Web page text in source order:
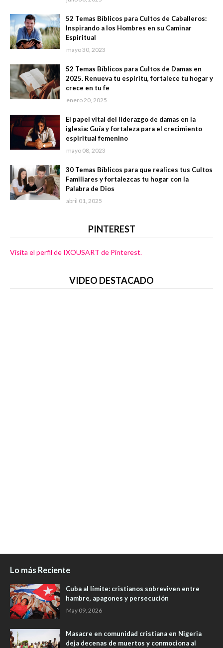
52 Temas Bíblicos para Cultos de Caballeros:
Inspirando a los Hombres en su Caminar
Espiritual
mayo 30, 2023
52 Temas Bíblicos para Cultos de Damas en
2025. Renueva tu espíritu, fortalece tu hogar y
crece en tu fe
enero 20, 2025
El papel vital del liderazgo de damas en la
iglesia: Guía y fortaleza para el crecimiento
espiritual femenino
mayo 08, 2023
30 Temas Bíblicos para que realices tus Cultos
Familiares y fortalezcas tu hogar con la
Palabra de Dios
abril 01, 2025
PINTEREST
Visita el perfil de IXOUSART de Pinterest.
VIDEO DESTACADO
Lo más Reciente
Cuba al límite: cristianos sobreviven entre
hambre, apagones y persecución
May 09, 2026
Masacre en comunidad cristiana en Nigeria
deja decenas de muertos y conmociona al